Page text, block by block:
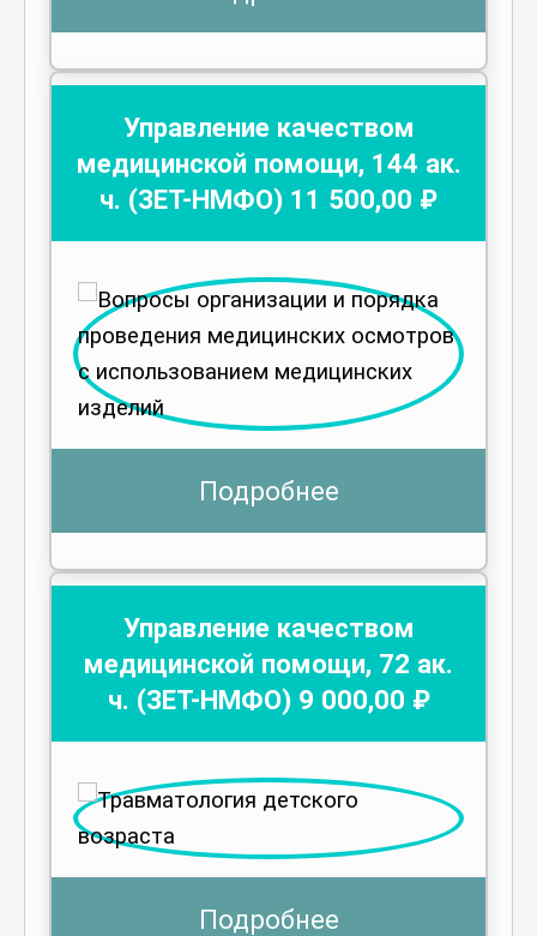
Управление качеством
медицинской помощи, 144 ак.
ч. (ЗЕТ-НМФО) 11 500,00 ₽
Подробнее
Управление качеством
медицинской помощи, 72 ак.
ч. (ЗЕТ-НМФО) 9 000,00 ₽
Подробнее